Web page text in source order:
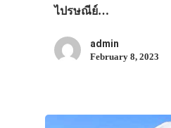
ไปรษณีย์…
admin
February 8, 2023